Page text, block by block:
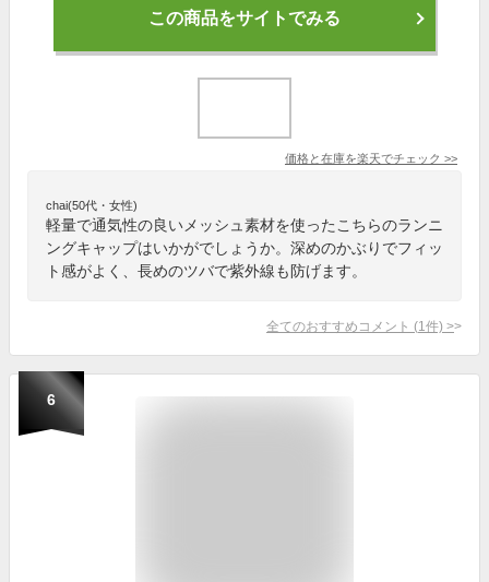
この商品をサイトでみる
価格と在庫を楽天でチェック >>
chai(50代・女性)
軽量で通気性の良いメッシュ素材を使ったこちらのランニ
ングキャップはいかがでしょうか。深めのかぶりでフィッ
ト感がよく、長めのツバで紫外線も防げます。
全てのおすすめコメント (1 件) >
6